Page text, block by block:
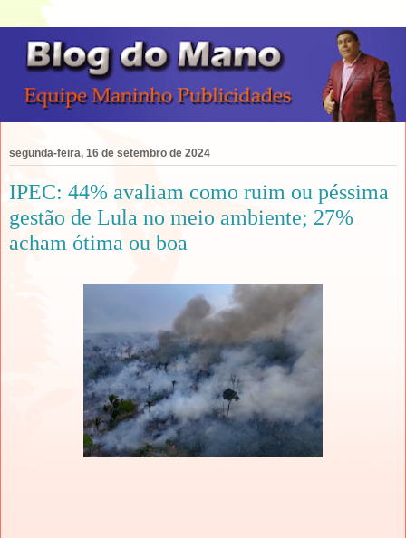
segunda-feira, 16 de setembro de 2024
IPEC: 44% avaliam como ruim ou péssima
gestão de Lula no meio ambiente; 27%
acham ótima ou boa